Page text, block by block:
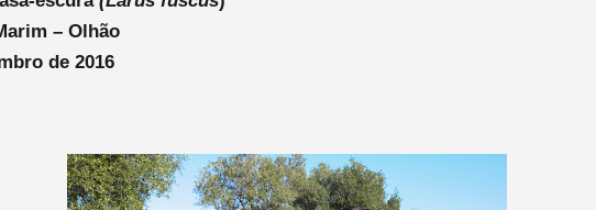
– Olhão
de 2016